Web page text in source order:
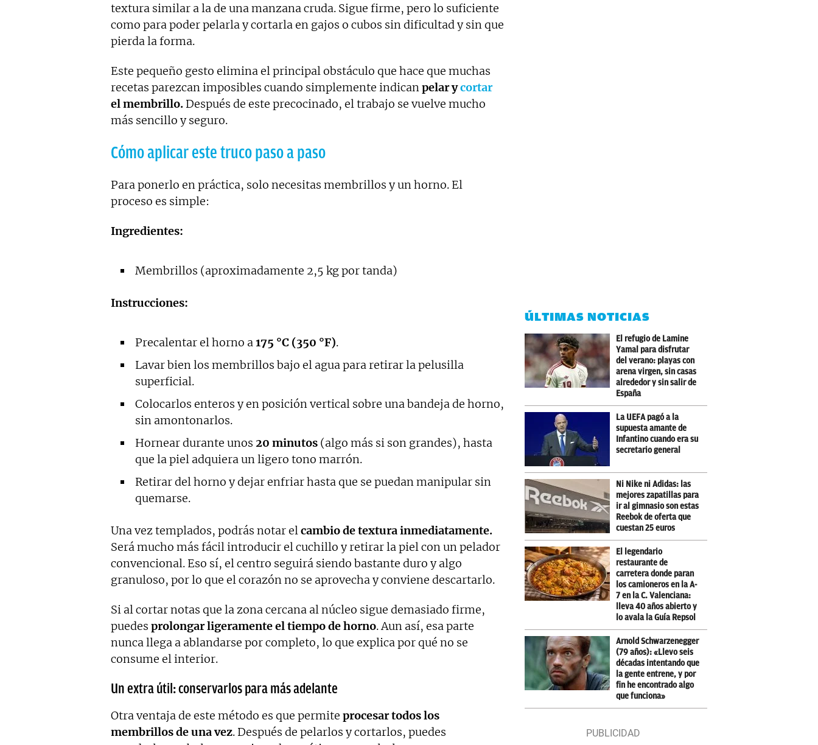
textura similar a la de una manzana cruda. Sigue firme, pero lo suficiente
como para poder pelarla y cortarla en gajos o cubos sin dificultad y sin que
pierda la forma.
Este pequeño gesto elimina el principal obstáculo que hace que muchas
recetas parezcan imposibles cuando simplemente indicanpelar ycortar
el membrillo. Después de este precocinado, el trabajo se vuelve mucho
más sencillo y seguro.
Cómo aplicar este truco paso a paso
Para ponerlo en práctica, solo necesitas membrillos y un horno. El
proceso es simple:
Ingredientes:
Membrillos (aproximadamente 2,5 kg por tanda)
Instrucciones:
Precalentar el horno a175 °C (350 °F).
Lavar bien los membrillos bajo el agua para retirar la pelusilla
superficial.
Colocarlos enteros y en posición vertical sobre una bandeja de horno,
sin amontonarlos.
Hornear durante unos 20 minutos (algo más si son grandes), hasta
que la piel adquiera un ligero tono marrón.
Retirar del horno y dejar enfriar hasta que se puedan manipular sin
quemarse.
Una vez templados, podrás notar elcambio de textura inmediatamente.
Será mucho más fácil introducir el cuchillo y retirar la piel con un pelador
convencional. Eso sí, el centro seguirá siendo bastante duro y algo
granuloso, por lo que el corazón no se aprovecha y conviene descartarlo.
Si al cortar notas que la zona cercana al núcleo sigue demasiado firme,
puedes prolongar ligeramente el tiempo de horno. Aun así, esa parte
nunca llega a ablandarse por completo, lo que explica por qué no se
consume el interior.
Un extra útil: conservarlos para más adelante
Otra ventaja de este método es que permite procesar todos los
membrillos de una vez. Después de pelarlos y cortarlos, puedes
ÚLTIMAS NOTICIAS
El refugio de Lamine
Yamal para disfrutar
del verano: playas con
arena virgen, sin casas
alrededor y sin salir de
España
La UEFA pagó a la
supuesta amante de
Infantino cuando era su
secretario general
Ni Nike ni Adidas: las
mejores zapatillas para
ir al gimnasio son estas
Reebok de oferta que
cuestan 25 euros
El legendario
restaurante de
carretera donde paran
los camioneros en la A-
7 en la C. Valenciana:
lleva 40 años abierto y
lo avala la Guía Repsol
Arnold Schwarzenegger
(79 años): «Llevo seis
décadas intentando que
la gente entrene, y por
fin he encontrado algo
que funciona»